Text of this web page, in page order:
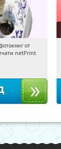
Получили:
от
netPrint